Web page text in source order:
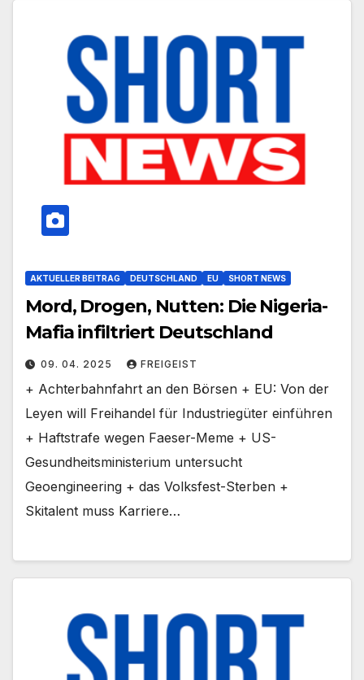
AKTUELLER BEITRAG DEUTSCHLAND EU SHORT NEWS
Mord, Drogen, Nutten: Die Nigeria-
Mafia infiltriert Deutschland
09. 04. 2025 FREIGEIST
+ Achterbahnfahrt an den Börsen + EU: Von der
Leyen will Freihandel für Industriegüter einführen
+ Haftstrafe wegen Faeser-Meme + US-
Gesundheitsministerium untersucht
Geoengineering + das Volksfest-Sterben +
Skitalent muss Karriere…